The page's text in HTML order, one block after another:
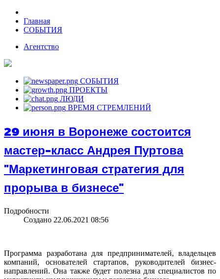
Главная
СОБЫТИЯ
Агентство
СОБЫТИЯ
ПРОЕКТЫ
ЛЮДИ
ВРЕМЯ СТРЕМЛЕНИЙ
29 июня в Воронеже состоится
мастер-класс Андрея Пуртова
"Маркетинговая стратегия для
прорыва в бизнесе"
Подробности
Создано 22.06.2021 08:56
Программа разработана для предпринимателей, владельцев
компаний, основателей стартапов, руководителей бизнес-
направлений. Она также будет полезна для специалистов по